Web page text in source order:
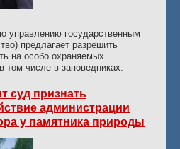
управлению государственным
предлагает разрешить
на особо охраняемых
том числе в заповедниках.
суд признать
администрации
у памятника природы